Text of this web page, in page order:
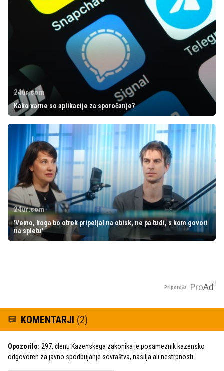
24ur.com
Kako varne so aplikacije za sporočanje?
24ur.com
'Vemo, koga bo otrok pripeljal na obisk, ne pa tudi, s kom govori
na spletu'
Priporoča
KOMENTARJI (2)
Opozorilo: 297. členu Kazenskega zakonika je posameznik kazensko
odgovoren za javno spodbujanje sovraštva, nasilja ali nestrpnosti.